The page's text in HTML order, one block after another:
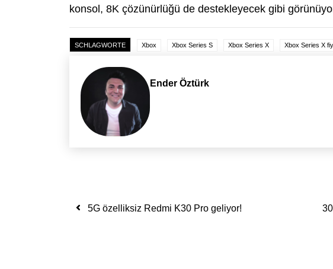
konsol, 8K çözünürlüğü de destekleyecek gibi
SCHLAGWORTE Xbox Xbox Series S Xbox Series X Xbox Series X
Ender Öztürk
Yazı dolaşımı
5G özelliksiz Redmi K30 Pro geliyor!